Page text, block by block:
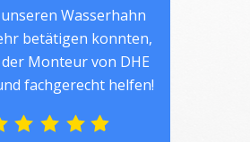
Wasserhahn
betätigen konnten,
Monteur von DHE
fachgerecht helfen!